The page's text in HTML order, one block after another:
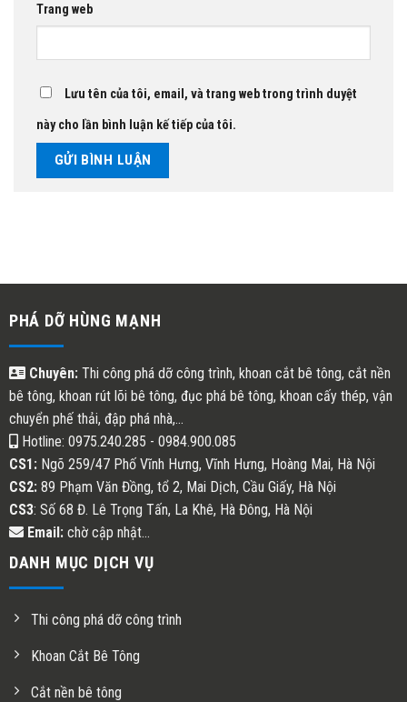
Trang web
Lưu tên của tôi, email, và trang web trong trình duyệt
này cho lần bình luận kế tiếp của tôi.
PHÁ DỠ HÙNG MẠNH
Chuyên:Thi công phá dỡ công trình, khoan cắt bê tông, cắt nền
bê tông, khoan rút lõi bê tông, đục phá bê tông, khoan cấy thép, vận
chuyển phế thải, đập phá nhà,...
Hotline: 0975.240.285 - 0984.900.085
CS1:Ngõ 259/47 Phố Vĩnh Hưng, Vĩnh Hưng, Hoàng Mai, Hà Nội
CS2:89 Phạm Văn Đồng, tổ 2, Mai Dịch, Cầu Giấy, Hà Nội
CS3: Số 68 Đ. Lê Trọng Tấn, La Khê, Hà Đông, Hà Nội
Email: chờ cập nhật...
DANH MỤC DỊCH VỤ
Thi công phá dỡ công trình
Khoan Cắt Bê Tông
Cắt nền bê tông